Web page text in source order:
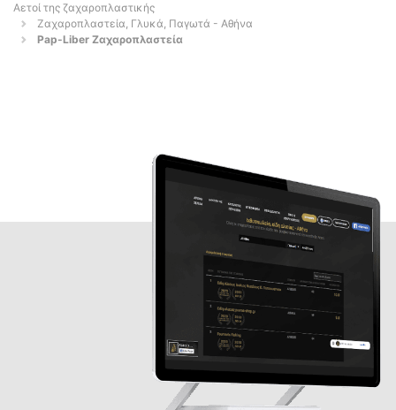
Αετοί της ζαχαροπλαστικής
Ζαχαροπλαστεία, Γλυκά, Παγωτά - Αθήνα
Pap-Liber Ζαχαροπλαστεία